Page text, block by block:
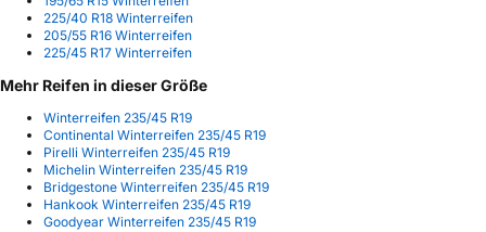
225/40 R18 Winterreifen
205/55 R16 Winterreifen
225/45 R17 Winterreifen
Mehr Reifen in dieser Größe
Winterreifen 235/45 R19
Continental Winterreifen 235/45 R19
Pirelli Winterreifen 235/45 R19
Michelin Winterreifen 235/45 R19
Bridgestone Winterreifen 235/45 R19
Hankook Winterreifen 235/45 R19
Goodyear Winterreifen 235/45 R19